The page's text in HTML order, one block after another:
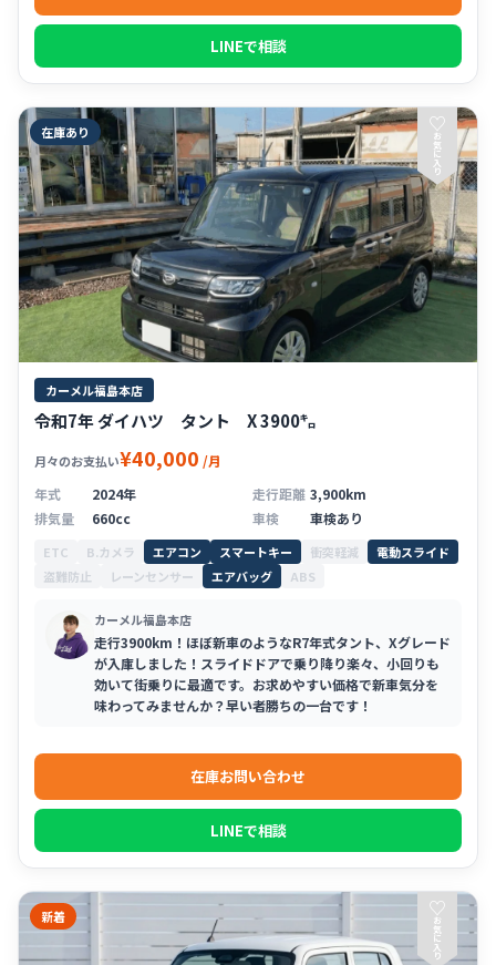
LINEで相談
在庫あり ♡
お
気
に
入
り
カーメル福島本店
令和7年 ダイハツ タント X 3900㌔
月々のお支払い¥40,000 /月
年式
2024年 走行距離 3,900km
排気量
660cc 車検 車検あり
ETC B.カメラ エアコン スマートキー 衝突軽減
電動スライド
盗難防止
レーンセンサー エアバッグ ABS
カーメル福島本店
走行3900km！ほぼ新車のようなR7年式タント、Xグレード
が入庫しました！スライドドアで乗り降り楽々、小回りも
効いて街乗りに最適です。お求めやすい価格で新車気分を
味わってみませんか？早い者勝ちの一台です！
在庫お問い合わせ
LINEで相談
新着 ♡
お
気
に
入
り